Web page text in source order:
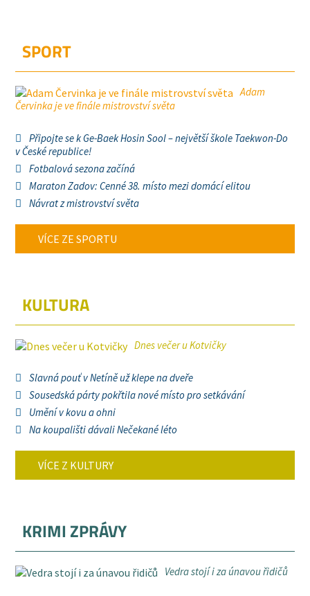
SPORT
Adam
Červinka je ve finále mistrovství světa
Připojte se k Ge-Baek Hosin Sool – největší škole Taekwon-Do
v České republice!
Fotbalová sezona začíná
Maraton Zadov: Cenné 38. místo mezi domácí elitou
Návrat z mistrovství světa
VÍCE ZE SPORTU
KULTURA
Dnes večer u Kotvičky
Slavná pouť v Netíně už klepe na dveře
Sousedská párty pokřtila nové místo pro setkávání
Umění v kovu a ohni
Na koupališti dávali Nečekané léto
VÍCE Z KULTURY
KRIMI ZPRÁVY
Vedra stojí i za únavou řidičů